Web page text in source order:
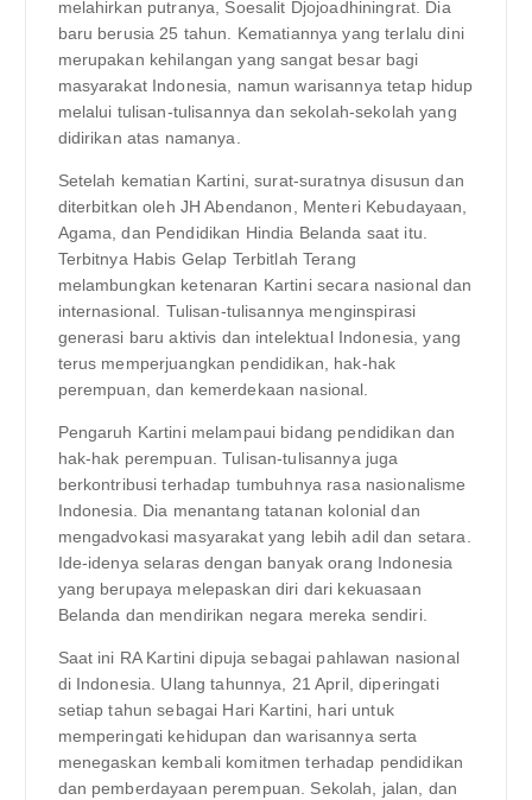
melahirkan putranya, Soesalit Djojoadhiningrat. Dia
baru berusia 25 tahun. Kematiannya yang terlalu dini
merupakan kehilangan yang sangat besar bagi
masyarakat Indonesia, namun warisannya tetap hidup
melalui tulisan-tulisannya dan sekolah-sekolah yang
didirikan atas namanya.
Setelah kematian Kartini, surat-suratnya disusun dan
diterbitkan oleh JH Abendanon, Menteri Kebudayaan,
Agama, dan Pendidikan Hindia Belanda saat itu.
Terbitnya Habis Gelap Terbitlah Terang
melambungkan ketenaran Kartini secara nasional dan
internasional. Tulisan-tulisannya menginspirasi
generasi baru aktivis dan intelektual Indonesia, yang
terus memperjuangkan pendidikan, hak-hak
perempuan, dan kemerdekaan nasional.
Pengaruh Kartini melampaui bidang pendidikan dan
hak-hak perempuan. Tulisan-tulisannya juga
berkontribusi terhadap tumbuhnya rasa nasionalisme
Indonesia. Dia menantang tatanan kolonial dan
mengadvokasi masyarakat yang lebih adil dan setara.
Ide-idenya selaras dengan banyak orang Indonesia
yang berupaya melepaskan diri dari kekuasaan
Belanda dan mendirikan negara mereka sendiri.
Saat ini RA Kartini dipuja sebagai pahlawan nasional
di Indonesia. Ulang tahunnya, 21 April, diperingati
setiap tahun sebagai Hari Kartini, hari untuk
memperingati kehidupan dan warisannya serta
menegaskan kembali komitmen terhadap pendidikan
dan pemberdayaan perempuan. Sekolah, jalan, dan